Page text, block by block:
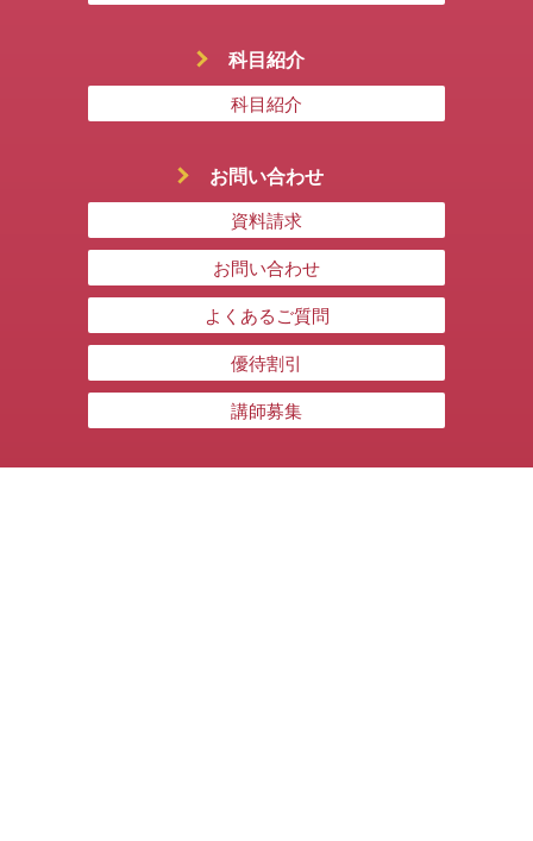
科目紹介
科目紹介
お問い合わせ
資料請求
お問い合わせ
よくあるご質問
優待割引
講師募集